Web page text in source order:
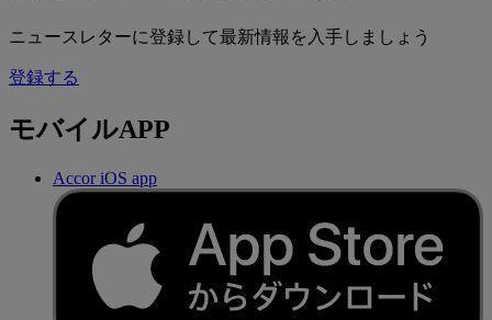
ニュースレターに登録して最新情報を入手しましょう
登録する
モバイルAPP
Accor iOS app